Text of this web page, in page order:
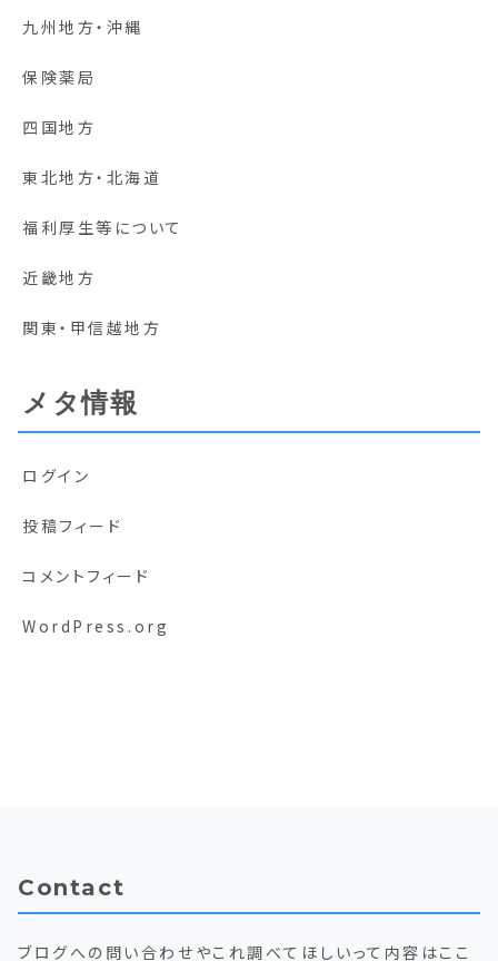
九州地方・沖縄
保険薬局
四国地方
東北地方・北海道
福利厚生等について
近畿地方
関東・甲信越地方
メタ情報
ログイン
投稿フィード
コメントフィード
WordPress.org
Contact
ブログへの問い合わせやこれ調べてほしいって内容はここ